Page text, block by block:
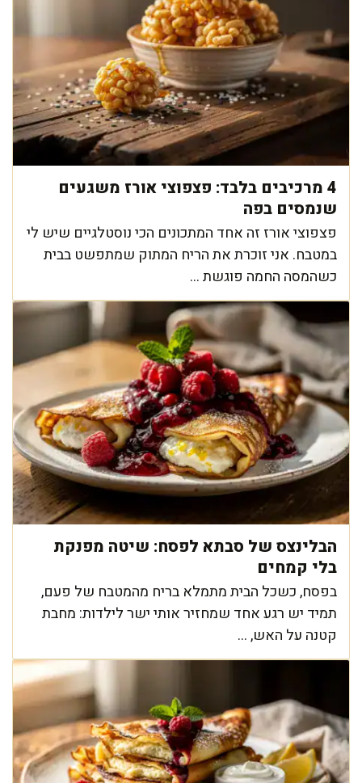
4 מרכיבים בלבד: פצפוצי אורז משגעים
שנמסים בפה
פצפוצי אורז זה אחד המתכונים הכי נוסטלגיים שיש לי
במטבח. אני זוכרת את הריח המתוק שמתפשט בבית
כשהמסה החמה פוגשת ...
הבלינצס של סבתא לפסח: שיטה מפנקת
בלי קמחים
בפסח, כשכל הבית מתמלא בריח מהמטבח של פעם,
תמיד יש רגע אחד שמחזיר אותי ישר לילדות: מחבת
קטנה על האש, ...